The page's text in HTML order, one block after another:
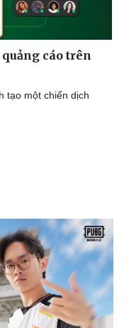
cáo trên
tạo một chiến dịch